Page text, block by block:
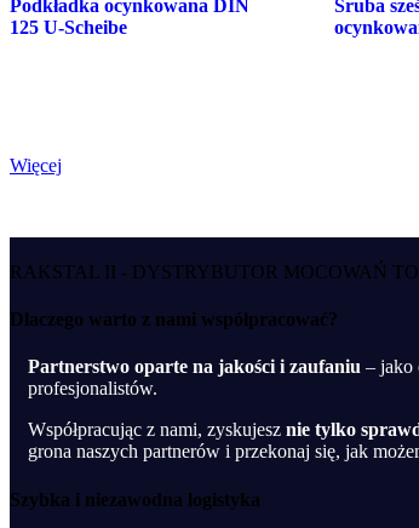
Podkładka ocynkowana DIN
125 U-Scheibe
Śruba
Więcej
RAKSTAL II - DYSTRYBUTOR MOCOWAŃ
Dlaczego warto z nami współpracować?
Partnerstwo oparte na jakości i zaufaniu – jako
profesjonalistów.
Współpracując z nami, zyskujesz nie tylko
grona naszych partnerów i przekonaj się, jak
Szybka i niezawodna logistyka